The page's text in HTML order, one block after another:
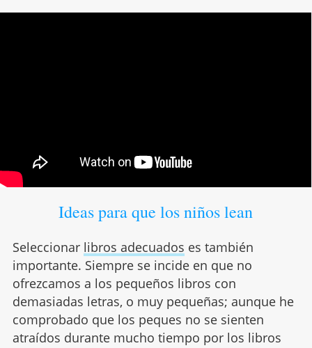
Ideas para que los niños lean
Seleccionar libros adecuados es también
importante. Siempre se incide en que no
ofrezcamos a los pequeños libros con
demasiadas letras, o muy pequeñas; aunque he
comprobado que los peques no se sienten
atraídos durante mucho tiempo por los libros